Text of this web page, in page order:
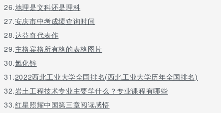
26.地理是文科还是理科
27.安庆市中考成绩查询时间
28.达芬奇代表作
29.主格宾格所有格的表格图片
30.氯化锌
31.2022西北工业大学全国排名(西北工业大学历年全国排名)
32.岩土工程技术专业主要学什么？专业课程有哪些
33.红星照耀中国第三章阅读感悟